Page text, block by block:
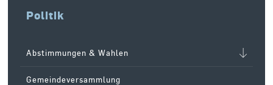
Politik
Abstimmungen & Wahlen
Gemeindeversammlung